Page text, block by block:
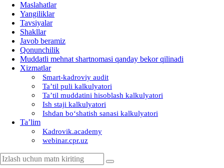
Maslahatlar
Yangiliklar
Tavsiyalar
Shakllar
Javob beramiz
Qonunchilik
Muddatli mehnat shartnomasi qanday bekor qilinadi
Xizmatlar
Smart-kadroviy audit
Ta’til puli kalkulyatori
Ta’til muddatini hisoblash kalkulyatori
Ish staji kalkulyatori
Ishdan boʻshatish sanasi kalkulyatori
Ta’lim
Kadrovik.academy
webinar.cpr.uz